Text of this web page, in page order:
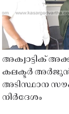
അക്വാട്ടിക്
കലക്ടർ അർജുൻ
അടിസ്ഥാന
നിർദേശം